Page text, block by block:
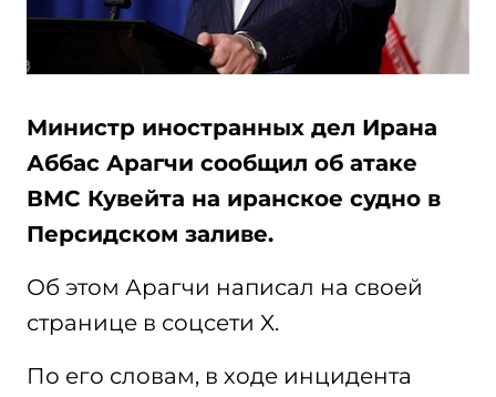
Министр иностранных дел Ирана
Аббас Арагчи сообщил об атаке
ВМС Кувейта на иранское судно в
Персидском заливе.
Об этом Арагчи написал на своей
странице в соцсети X.
По его словам, в ходе инцидента